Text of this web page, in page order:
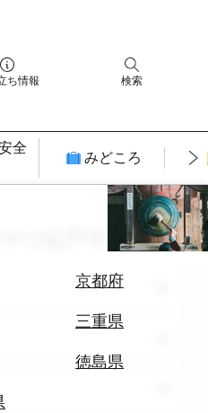
ち情報 検索
全
みどころ
京都府
三重県
徳島県
ーツ&アウトドア